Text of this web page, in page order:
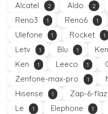
Alcatel 2 Aldo 2
Reno3 1 Reno6 1
Ulefone 1 Rocket 1
Letv 1 Blu 1
Ken 1 Leeco 1
Zenfone-max-pro 1
Hisense 1 Zap-6-flaz
Le 1 Elephone 1